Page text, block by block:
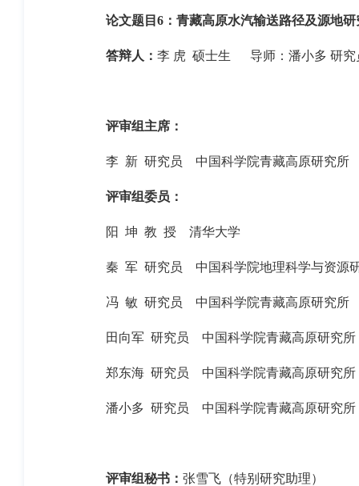
论文题目6： 青藏高原水汽输送路径及源地研
答辩人： 李 虎 硕士生 导师：潘小多 研
评审组主席：
李 新 研究员 中国科学院青藏高原研究所
评审组委员：
阳 坤 教 授 清华大学
秦 军 研究员 中国科学院地理科学与资源
冯 敏 研究员 中国科学院青藏高原研究所
田向军 研究员 中国科学院青藏高原研究所
郑东海 研究员 中国科学院青藏高原研究所
潘小多 研究员 中国科学院青藏高原研究所
评审组秘书： 张雪飞（特别研究助理）